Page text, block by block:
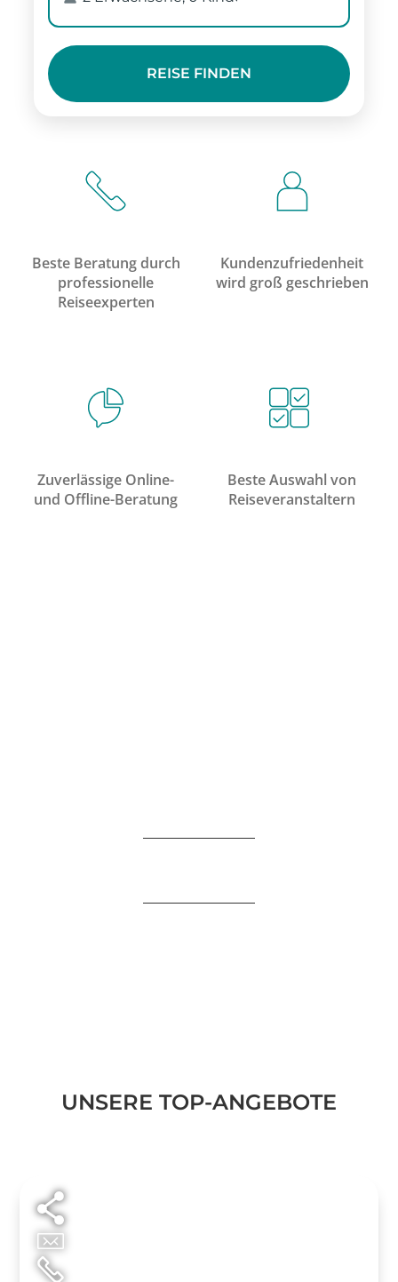
Beste Beratung durch
professionelle
Reiseexperten
Kundenzufriedenheit
wird groß geschrieben
Zuverlässige Online-
und Offline-Beratung
Beste Auswahl von
Reiseveranstaltern
UNSERE TOP-ANGEBOTE